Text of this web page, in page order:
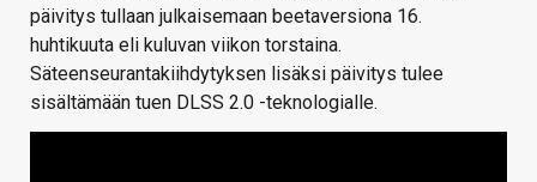
päivitys tullaan julkaisemaan beetaversiona 16.
huhtikuuta eli kuluvan viikon torstaina.
Säteenseurantakiihdytyksen lisäksi päivitys tulee
sisältämään tuen DLSS 2.0 -teknologialle.